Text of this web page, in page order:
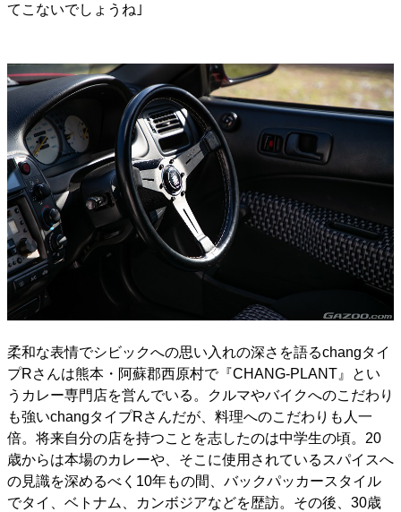
てこないでしょうね｣
柔和な表情でシビックへの思い入れの深さを語るchangタイ
プRさんは熊本・阿蘇郡西原村で『CHANG-PLANT』とい
うカレー専門店を営んでいる。クルマやバイクへのこだわり
も強いchangタイプRさんだが、料理へのこだわりも人一
倍。将来自分の店を持つことを志したのは中学生の頃。20
歳からは本場のカレーや、そこに使用されているスパイスへ
の見識を深めるべく10年もの間、バックパッカースタイル
でタイ、ベトナム、カンボジアなどを歴訪。その後、30歳